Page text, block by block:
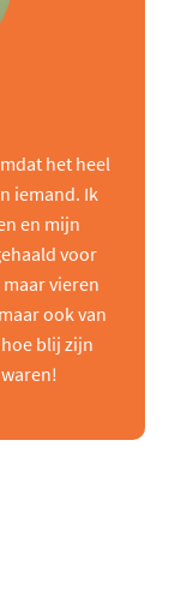
het heel
iemand. Ik
en mijn
voor
vieren
ook van
blij zijn